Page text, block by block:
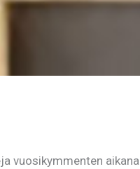
vuosikymmenten aikana